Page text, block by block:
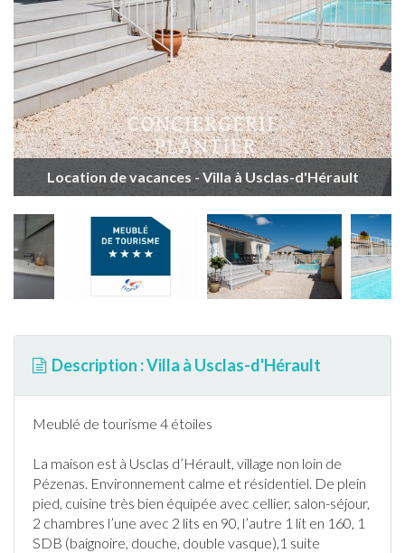
Location de vacances - Villa à Usclas-d'Hérault
Description : Villa à Usclas-d'Hérault
Meublé de tourisme 4 étoiles
La maison est à Usclas d’Hérault, village non loin de
Pézenas. Environnement calme et résidentiel. De plein
pied, cuisine très bien équipée avec cellier, salon-séjour,
2 chambres l’une avec 2 lits en 90, l’autre 1 lit en 160, 1
SDB (baignoire, douche, double vasque),1 suite